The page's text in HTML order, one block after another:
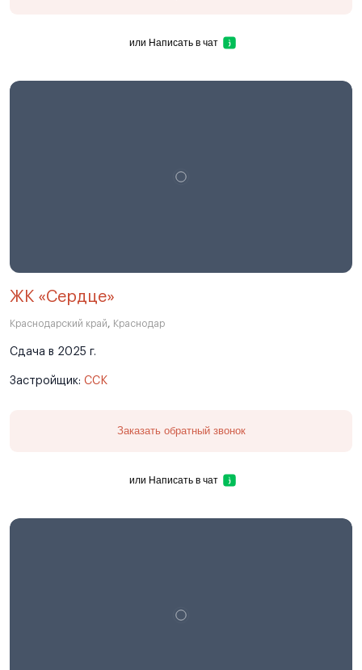
или Написать в чат
ЖК «Сердце»
Краснодарский край, Краснодар
Сдача в 2025 г.
Застройщик: ССК
Заказать обратный звонок
или Написать в чат